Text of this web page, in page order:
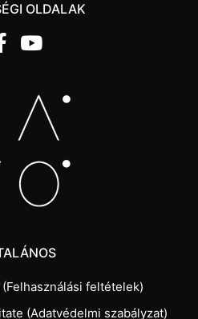
OLDALAK
feltételek)
(Adatvédelmi szabályzat)